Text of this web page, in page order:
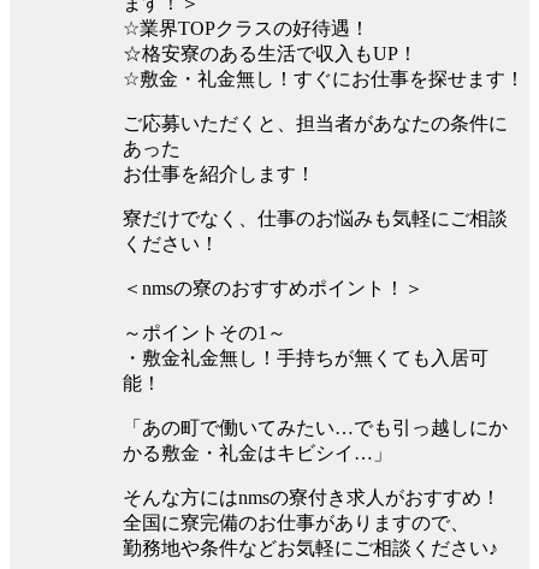
☆業界TOPクラスの好待遇！
☆格安寮のある生活で収入もUP！
☆敷金・礼金無し！すぐにお仕事を探せます！
ご応募いただくと、担当者があなたの条件に
あった
お仕事を紹介します！
寮だけでなく、仕事のお悩みも気軽にご相談
ください！
＜nmsの寮のおすすめポイント！＞
～ポイントその1～
・敷金礼金無し！手持ちが無くても入居可
能！
「あの町で働いてみたい…でも引っ越しにか
かる敷金・礼金はキビシイ…」
そんな方にはnmsの寮付き求人がおすすめ！
全国に寮完備のお仕事がありますので、
勤務地や条件などお気軽にご相談ください♪